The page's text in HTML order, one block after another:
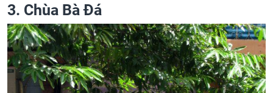
3. Chùa Bà Đá